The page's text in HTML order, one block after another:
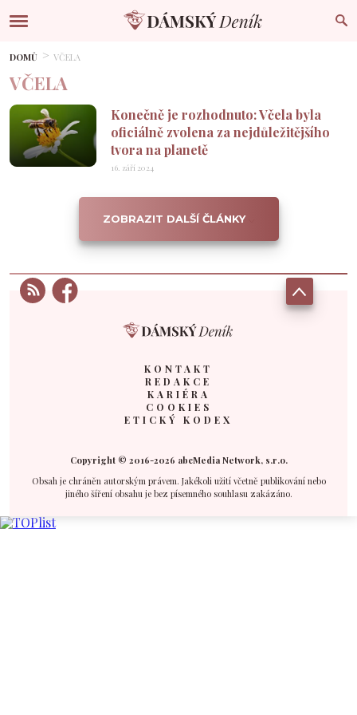
DOMŮ VČELA
VČELA
Konečně je rozhodnuto: Včela byla
oficiálně zvolena za nejdůležitějšího
tvora na planetě
16. září 2024
ZOBRAZIT DALŠÍ ČLÁNKY
KONTAKT
REDAKCE
KARIÉRA
COOKIES
ETICKÝ KODEX
Copyright © 2016-2026 abcMedia Network, s.r.o.
Obsah je chráněn autorským právem. Jakékoli užití včetně publikování nebo
jiného šíření obsahu je bez písemného souhlasu zakázáno.